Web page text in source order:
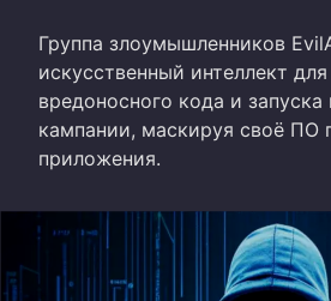
Группа злоумышленников
искусственный интеллект
вредоносного кода и
кампании, маскируя своё ПО
приложения.